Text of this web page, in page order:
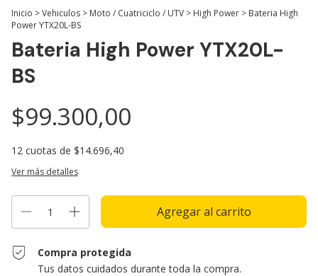
Inicio >Vehiculos > Moto / Cuatriciclo / UTV > High Power > Bateria High
Power YTX20L-BS
Bateria High Power YTX20L-
BS
$99.300,00
12 cuotas de $14.696,40
Ver más detalles
Compra protegida
Tus datos cuidados durante toda la compra.